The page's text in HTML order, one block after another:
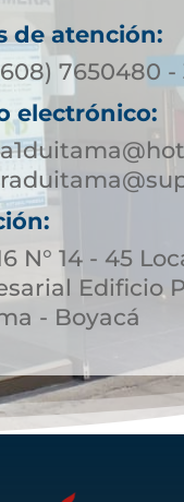
de atención:
7650480 -
electrónico:
N° 14 - 45
Edificio
- Boyacá